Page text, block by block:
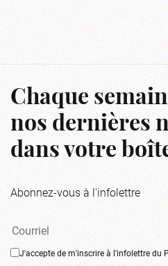
Chaque
nos dernières
dans votre
Abonnez-vous à l'infolettre
J'accepte de m'inscrire à l'infolettre du